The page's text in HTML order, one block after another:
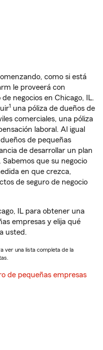
como si está
le proveerá con
negocios en Chicago, IL.
1 una póliza de dueños de
comerciales, una póliza
laboral. Al igual
de pequeñas
de desarrollar un plan
que su negocio
en que crezca,
de seguro de negocio
IL para obtener una
empresas y elija qué
usted.
ver una lista completa de la
de pequeñas empresas